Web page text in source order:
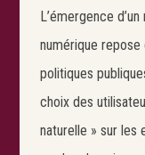
L’émergence
numérique
politiques
choix des
naturelle » sur les